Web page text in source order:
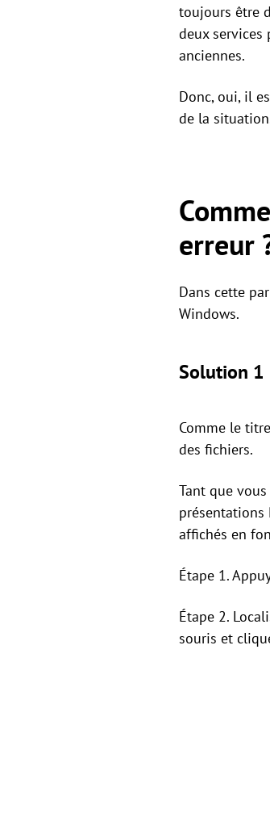
toujours être
deux
anciennes.
Donc, oui, il
de la
erreur
Dans cette
Windows.
Solution 1
Comme le
des fichiers.
Tant que
présentations
affichés en
Étape 1.
Étape 2.
souris et